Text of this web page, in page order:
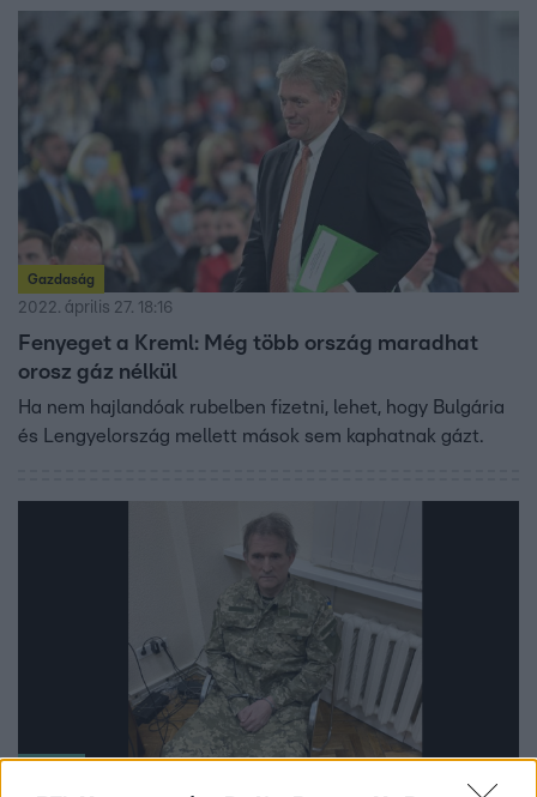
Gazdaság
2022. április 27. 18:16
Fenyeget a Kreml: Még több ország maradhat
orosz gáz nélkül
Ha nem hajlandóak rubelben fizetni, lehet, hogy Bulgária
és Lengyelország mellett mások sem kaphatnak gázt.